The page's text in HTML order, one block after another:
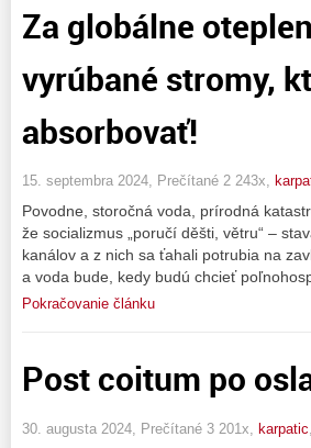
Za globálne
vyrúbané stromy,
absorbovať!
15. septembra 2024, Prečítané 2 243x,
Povodne, storočná voda, prírodná
že socializmus „poručí děšti, větru“ –
kanálov a z nich sa ťahali potrubia na
a voda bude, kedy budú chcieť
Pokračovanie článku
Post coitum po
30. augusta 2024, Prečítané 3 201x, karpatic